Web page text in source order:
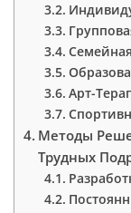
Арт-
Методы
Трудных